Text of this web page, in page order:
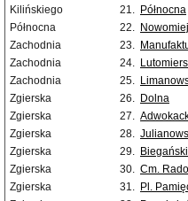
Kilińskiego
21. Północna
Północna
22.
Zachodnia
23.
Zachodnia
24.
Zachodnia
25.
Zgierska
26. Dolna
Zgierska
27.
Zgierska
28.
Zgierska
29.
Zgierska
30. Cm.
Zgierska
31. Pl.